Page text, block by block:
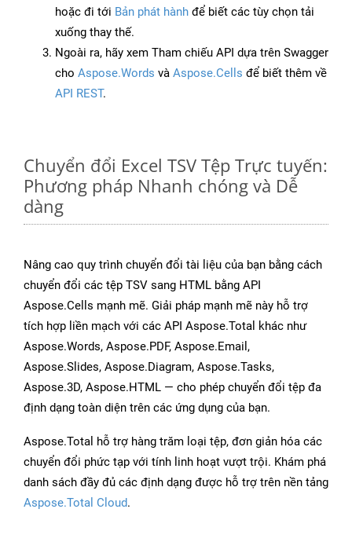
hoặc đi tới Bản phát hành để biết các tùy chọn tải
xuống thay thế.
Ngoài ra, hãy xem Tham chiếu API dựa trên Swagger
cho Aspose.Words và Aspose.Cells để biết thêm về
API REST.
Chuyển đổi Excel TSV Tệp Trực tuyến:
Phương pháp Nhanh chóng và Dễ
dàng
Nâng cao quy trình chuyển đổi tài liệu của bạn bằng cách
chuyển đổi các tệp TSV sang HTML bằng API
Aspose.Cells mạnh mẽ. Giải pháp mạnh mẽ này hỗ trợ
tích hợp liền mạch với các API Aspose.Total khác như
Aspose.Words, Aspose.PDF, Aspose.Email,
Aspose.Slides, Aspose.Diagram, Aspose.Tasks,
Aspose.3D, Aspose.HTML — cho phép chuyển đổi tệp đa
định dạng toàn diện trên các ứng dụng của bạn.
Aspose.Total hỗ trợ hàng trăm loại tệp, đơn giản hóa các
chuyển đổi phức tạp với tính linh hoạt vượt trội. Khám phá
danh sách đầy đủ các định dạng được hỗ trợ trên nền tảng
Aspose.Total Cloud.